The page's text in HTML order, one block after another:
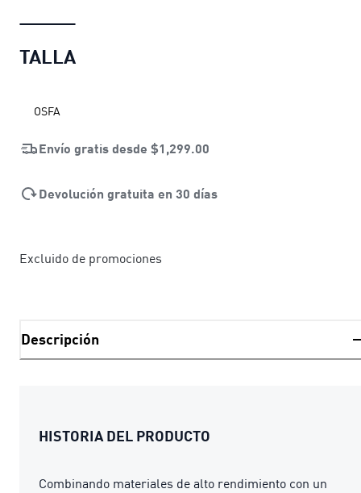
TALLA
OSFA
Envío gratis desde $1,299.00
Devolución gratuita en 30 días
Excluido de promociones
Descripción
HISTORIA DEL PRODUCTO
Combinando materiales de alto rendimiento con un